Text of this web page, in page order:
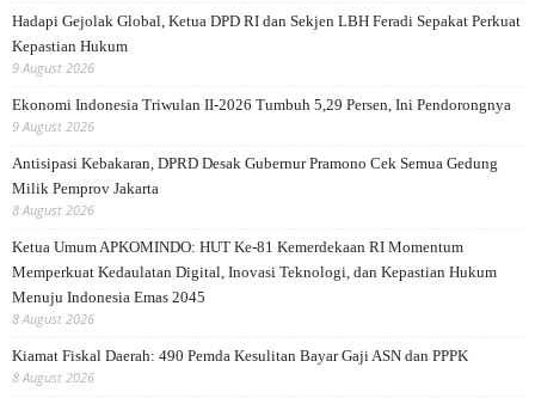
Hadapi Gejolak Global, Ketua DPD RI dan Sekjen LBH Feradi Sepakat Perkuat
Kepastian Hukum
9 August 2026
Ekonomi Indonesia Triwulan II-2026 Tumbuh 5,29 Persen, Ini Pendorongnya
9 August 2026
Antisipasi Kebakaran, DPRD Desak Gubernur Pramono Cek Semua Gedung
Milik Pemprov Jakarta
8 August 2026
Ketua Umum APKOMINDO: HUT Ke-81 Kemerdekaan RI Momentum
Memperkuat Kedaulatan Digital, Inovasi Teknologi, dan Kepastian Hukum
Menuju Indonesia Emas 2045
8 August 2026
Kiamat Fiskal Daerah: 490 Pemda Kesulitan Bayar Gaji ASN dan PPPK
8 August 2026